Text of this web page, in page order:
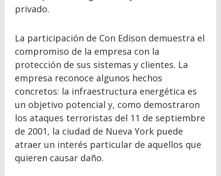
privado.
La participación de Con Edison demuestra el
compromiso de la empresa con la
protección de sus sistemas y clientes. La
empresa reconoce algunos hechos
concretos: la infraestructura energética es
un objetivo potencial y, como demostraron
los ataques terroristas del 11 de septiembre
de 2001, la ciudad de Nueva York puede
atraer un interés particular de aquellos que
quieren causar daño.